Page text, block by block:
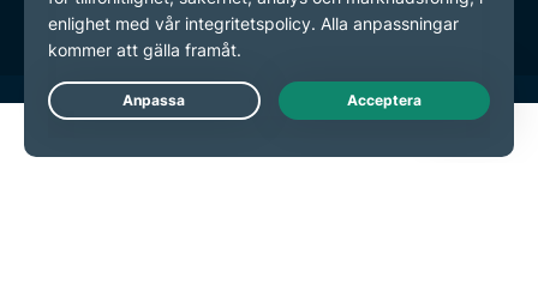
Live Chat